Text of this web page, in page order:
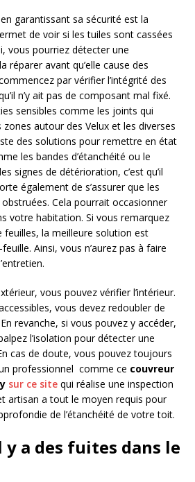
garantissant sa sécurité est la
de voir si les tuiles sont cassées
vous pourriez détecter une
réparer avant qu’elle cause des
par vérifier l’intégrité des
n’y ait pas de composant mal fixé.
sensibles comme les joints qui
autour des Velux et les diverses
des solutions pour remettre en état
les bandes d’étanchéité ou le
signes de détérioration, c’est qu’il
également de s’assurer que les
Cela pourrait occasionner
votre habitation. Si vous remarquez
feuilles, la meilleure solution est
feuille. Ainsi, vous n’aurez pas à faire
vous pouvez vérifier l’intérieur.
vous devez redoubler de
revanche, si vous pouvez y accéder,
l’isolation pour détecter une
cas de doute, vous pouvez toujours
professionnel comme ce couvreur
sur ce site qui réalise une inspection
artisan a tout le moyen requis pour
de l’étanchéité de votre toit.
y a des fuites dans le